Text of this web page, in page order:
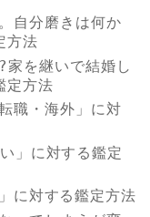
自分磨きは何か
方法
家を継いで結婚し
定方法
職・海外」 に対
」 に対する鑑定
に対する鑑定方法